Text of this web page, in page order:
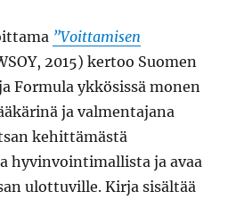
”Voittamisen
2015) kertoo Suomen
Formula ykkösissä monen
ja valmentajana
kehittämästä
hyvinvointimallista ja avaa
ulottuville. Kirja sisältää